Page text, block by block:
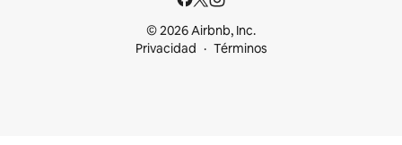
© 2026 Airbnb, Inc.
Privacidad
Términos